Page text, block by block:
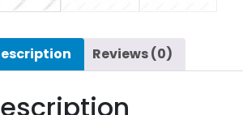
Reviews (0)